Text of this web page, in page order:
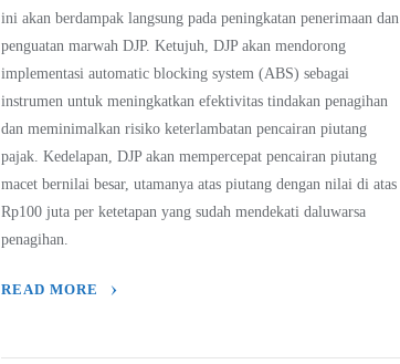
ini akan berdampak langsung pada peningkatan penerimaan dan
penguatan marwah DJP. Ketujuh, DJP akan mendorong
implementasi automatic blocking system (ABS) sebagai
instrumen untuk meningkatkan efektivitas tindakan penagihan
dan meminimalkan risiko keterlambatan pencairan piutang
pajak. Kedelapan, DJP akan mempercepat pencairan piutang
macet bernilai besar, utamanya atas piutang dengan nilai di atas
Rp100 juta per ketetapan yang sudah mendekati daluwarsa
penagihan.
READ MORE